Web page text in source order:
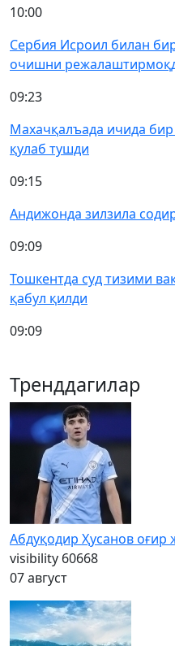
10:00
Сербия Исроил билан
очишни
09:23
Махачқалъада ичида
қулаб тушди
09:15
Андижонда зилзила
09:09
Тошкентда суд тизими
қабул қилди
09:09
Тренддагилар
Абдуқодир Ҳусанов оғир
visibility 60668
07 август